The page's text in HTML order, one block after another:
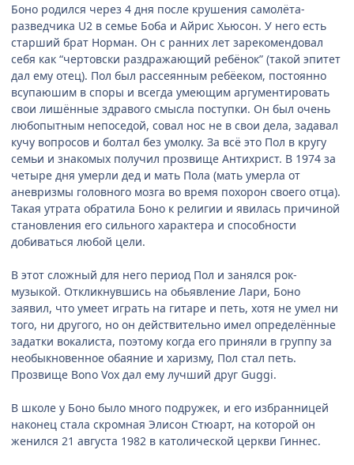
Боно родился через 4 дня после крушения самолёта-
разведчика U2 в семье Боба и Айрис Хьюсон. У него есть
старший брат Норман. Он с ранних лет зарекомендовал
себя как “чертовски раздражающий ребёнок” (такой эпитет
дал ему отец). Пол был рассеянным ребёеком, постоянно
всупаюшим в споры и всегда умеющим аргументировать
свои лишённые здравого смысла поступки. Он был очень
любопытным непоседой, совал нос не в свои дела, задавал
кучу вопросов и болтал без умолку. За всё это Пол в кругу
семьи и знакомых получил прозвище Антихрист. В 1974 за
четыре дня умерли дед и мать Пола (мать умерла от
аневризмы головного мозга во время похорон своего отца).
Такая утрата обратила Боно к религии и явилась причиной
становления его сильного характера и способности
добиваться любой цели.
В этот сложный для него период Пол и занялся рок-
музыкой. Откликнувшись на обьявление Лари, Боно
заявил, что умеет играть на гитаре и петь, хотя не умел ни
того, ни другого, но он действительно имел определённые
задатки вокалиста, поэтому когда его приняли в группу за
необыкновенное обаяние и харизму, Пол стал петь.
Прозвище Bono Vox дал ему лучший друг Guggi.
В школе у Боно было много подружек, и его избранницей
наконец стала скромная Элисон Стюарт, на которой он
женился 21 августа 1982 в католической церкви Гиннес.